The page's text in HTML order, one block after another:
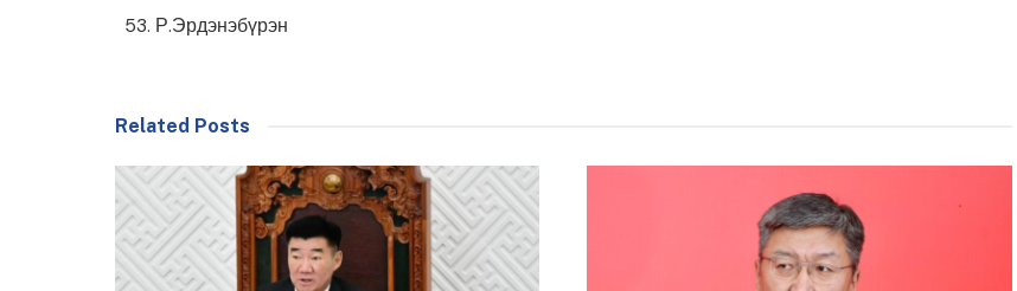
Р.Эрдэнэбүрэн
Related Posts